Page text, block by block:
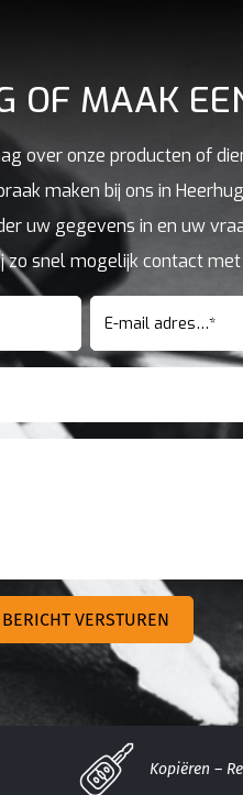
OF MAAK
over onze producten of
maken bij ons in
uw gegevens in en uw
zo snel mogelijk contact met
Kopiëren –